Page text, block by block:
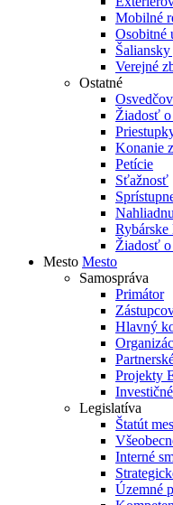
Mobilné
Osobitné
Verejné
Ostatné
Žiadosť
Konanie
Petície
Sťažnosť
Žiadosť o
Mesto Mesto
Samospráva
Primátor
Hlavný
Projekty
Legislatíva
Štatút
Interné
Územné